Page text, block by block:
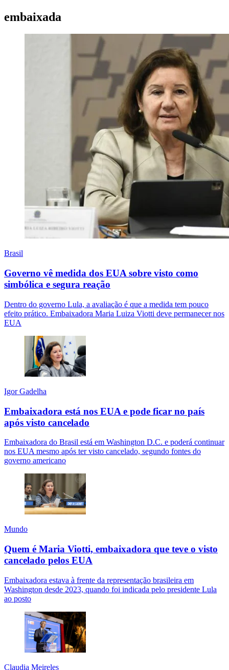
embaixada
Brasil
Governo vê medida dos EUA sobre visto como
simbólica e segura reação
Dentro do governo Lula, a avaliação é que a medida tem pouco
efeito prático. Embaixadora Maria Luiza Viotti deve permanecer nos
EUA
Igor Gadelha
Embaixadora está nos EUA e pode ficar no país
após visto cancelado
Embaixadora do Brasil está em Washington D.C. e poderá continuar
nos EUA mesmo após ter visto cancelado, segundo fontes do
governo americano
Mundo
Quem é Maria Viotti, embaixadora que teve o visto
cancelado pelos EUA
Embaixadora estava à frente da representação brasileira em
Washington desde 2023, quando foi indicada pelo presidente Lula
ao posto
Claudia Meireles